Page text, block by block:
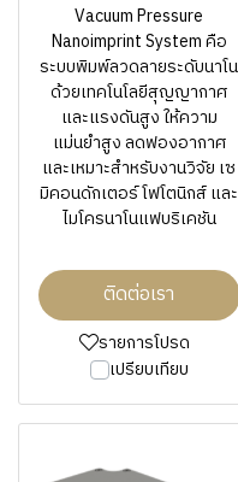
Vacuum Pressure
Nanoimprint System คือ
ระบบพิมพ์ลวดลายระดับนาโน
ด้วยเทคโนโลยีสุญญากาศ
และแรงดันสูง ให้ความ
แม่นยำสูง ลดฟองอากาศ
และเหมาะสำหรับงานวิจัย เซ
มิคอนดักเตอร์ โฟโตนิกส์ และ
ไมโครนาโนแฟบริเคชัน
ติดต่อเรา
รายการโปรด
เปรียบเทียบ